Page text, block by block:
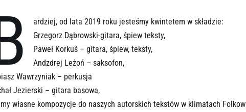
ardziej, od lata 2019 roku jesteśmy kwintetem w składzie:
Grzegorz Dąbrowski-gitara, śpiew teksty,
Paweł Korkuś – gitara, śpiew, teksty,
Andzdrej Leżoń – saksofon,
Wawrzyniak – perkusja
Jezierski – gitara basowa,
własne kompozycje do naszych autorskich tekstów w klimatach